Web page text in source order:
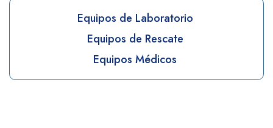
Equipos de Laboratorio
Equipos de Rescate
Equipos Médicos